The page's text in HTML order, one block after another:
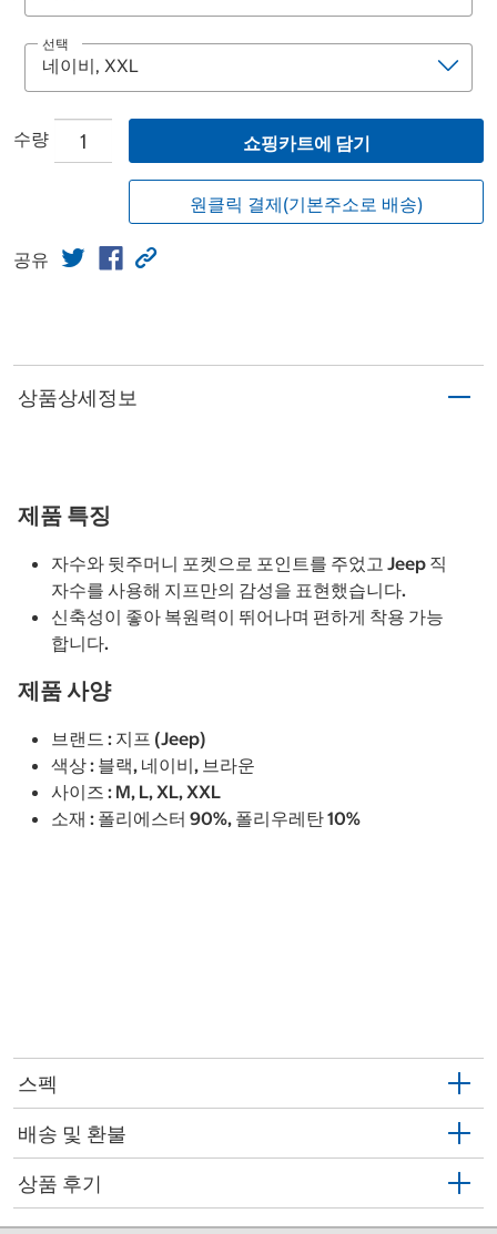
선택
수량 쇼핑카트에 담기
원클릭 결제(기본주소로 배송)
공유
상품상세정보
제품 특징
자수와 뒷주머니 포켓으로 포인트를 주었고 Jeep 직
자수를 사용해 지프만의 감성을 표현했습니다.
신축성이 좋아 복원력이 뛰어나며 편하게 착용 가능
합니다.
제품 사양
브랜드 : 지프 (Jeep)
색상 : 블랙, 네이비, 브라운
사이즈 : M, L, XL, XXL
소재 : 폴리에스터 90%, 폴리우레탄 10%
스펙
배송 및 환불
상품 후기